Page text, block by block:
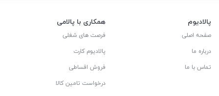
پالادیوم
صفحه اصلی
درباره ما
تماس با ما
همکاری با پالامی
فرصت های شغلی
پالادیوم کارت
فروش اقساطی
درخواست تامین کالا